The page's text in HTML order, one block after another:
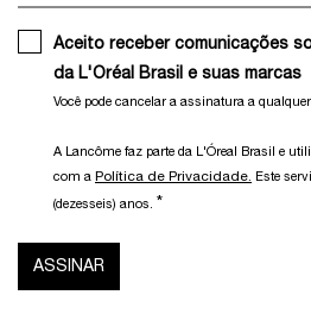
Aceito receber comunicações
da L'Oréal Brasil e suas marcas
Você pode cancelar a assinatura a
A Lancôme faz parte da L'Óreal Brasil e
com a Política de Privacidade. Este
(dezesseis) anos. *
ASSINAR